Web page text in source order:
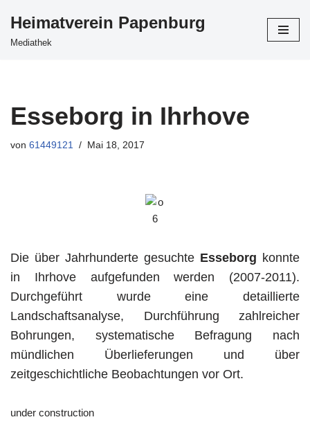
Zum
Heimatverein Papenburg
Mediathek
Esseborg in Ihrhove
von 61449121 Mai 18, 2017
Die über Jahrhunderte gesuchte Esseborg konnte
in Ihrhove aufgefunden werden (2007-2011).
Durchgeführt wurde eine detaillierte
Landschaftsanalyse, Durchführung zahlreicher
Bohrungen, systematische Befragung nach
mündlichen Überlieferungen und über
zeitgeschichtliche Beobachtungen vor Ort.
under construction